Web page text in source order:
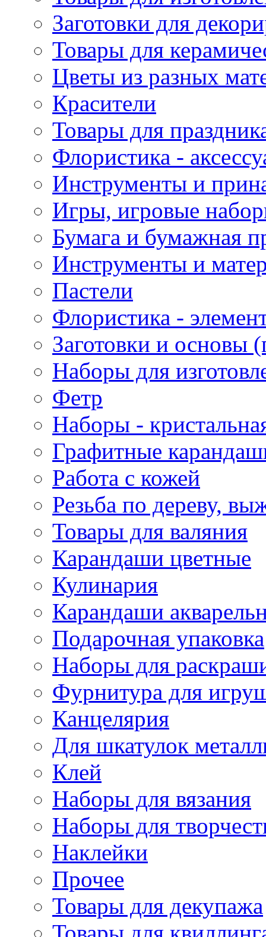
Заготовки для
Товары для
Цветы из разных
Красители
Товары для
Флористика -
Инструменты и
Игры, игровые
Бумага и бумажная
Инструменты и
Пастели
Флористика -
Заготовки и основы
Наборы для
Фетр
Наборы -
Графитные
Работа с кожей
Резьба по дереву,
Товары для валяния
Карандаши цветные
Кулинария
Карандаши
Подарочная упаковка
Наборы для
Фурнитура для
Канцелярия
Для шкатулок
Клей
Наборы для вязания
Наборы для
Наклейки
Прочее
Товары для декупажа